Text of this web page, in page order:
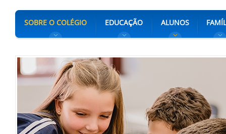
SOBRE O COLÉGIO EDUCAÇÃO ALUNOS